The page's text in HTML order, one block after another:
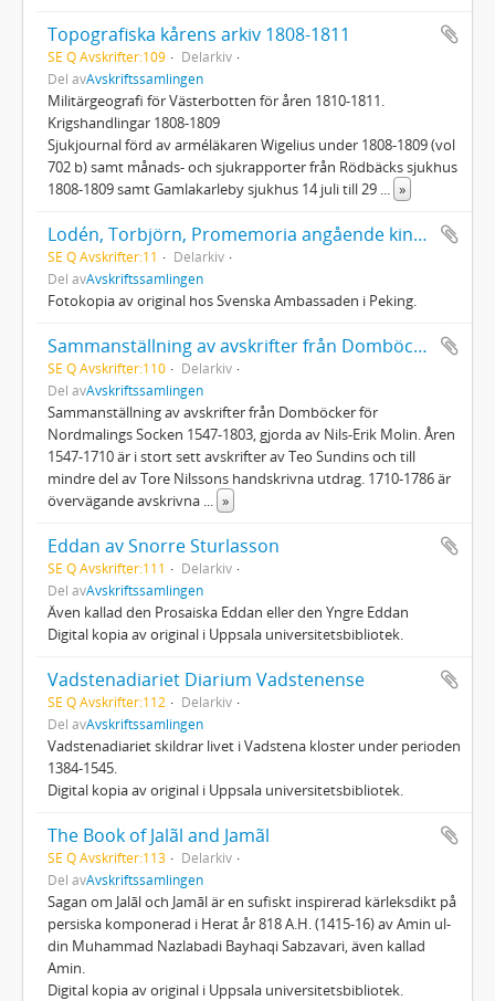
Topografiska kårens arkiv 1808-1811
SE Q Avskrifter:109
Delarkiv
Del avAvskriftssamlingen
Militärgeografi för Västerbotten för åren 1810-1811.
Krigshandlingar 1808-1809
Sjukjournal förd av arméläkaren Wigelius under 1808-1809 (vol
702 b) samt månads- och sjukrapporter från Rödbäcks sjukhus
1808-1809 samt Gamlakarleby sjukhus 14 juli till 29
»
Lodén, Torbjörn, Promemoria angående kinesiskt biblioteksväsen, 1976
SE Q Avskrifter:11
Delarkiv
Del avAvskriftssamlingen
Fotokopia av original hos Svenska Ambassaden i Peking.
Sammanställning av avskrifter från Domböcker för Nordmalings socken 1547-1803
SE Q Avskrifter:110
Delarkiv
Del avAvskriftssamlingen
Sammanställning av avskrifter från Domböcker för
Nordmalings Socken 1547-1803, gjorda av Nils-Erik Molin. Åren
1547-1710 är i stort sett avskrifter av Teo Sundins och till
mindre del av Tore Nilssons handskrivna utdrag. 1710-1786 är
övervägande avskrivna
»
Eddan av Snorre Sturlasson
SE Q Avskrifter:111
Delarkiv
Del avAvskriftssamlingen
Även kallad den Prosaiska Eddan eller den Yngre Eddan
Digital kopia av original i Uppsala universitetsbibliotek.
Vadstenadiariet Diarium Vadstenense
SE Q Avskrifter:112
Delarkiv
Del avAvskriftssamlingen
Vadstenadiariet skildrar livet i Vadstena kloster under perioden
1384-1545.
Digital kopia av original i Uppsala universitetsbibliotek.
The Book of Jalãl and Jamãl
SE Q Avskrifter:113
Delarkiv
Del avAvskriftssamlingen
Sagan om Jalāl och Jamāl är en sufiskt inspirerad kärleksdikt på
persiska komponerad i Herat år 818 A.H. (1415-16) av Amin ul-
din Muhammad Nazlabadi Bayhaqi Sabzavari, även kallad
Amin.
Digital kopia av original i Uppsala universitetsbibliotek.